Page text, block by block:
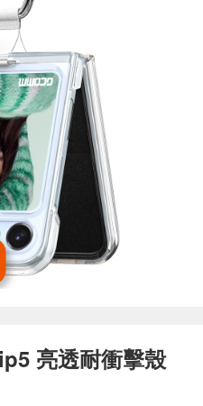
亮透耐衝擊殼